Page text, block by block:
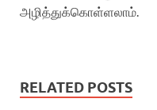
அழித்துக்கொள்ளலாம்.
RELATED POSTS